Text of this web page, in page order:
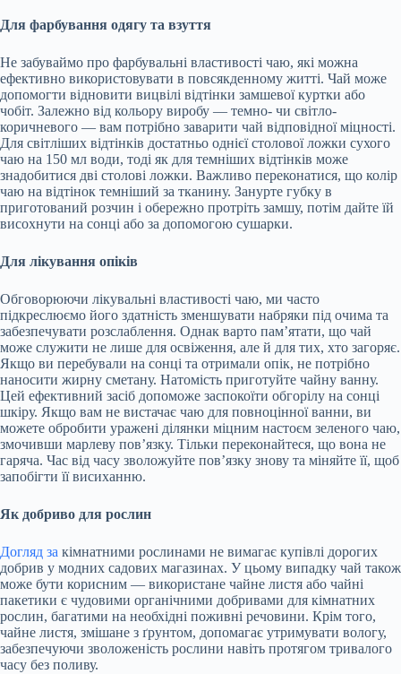
Для фарбування одягу та взуття
Не забуваймо про фарбувальні властивості чаю, які можна
ефективно використовувати в повсякденному житті. Чай може
допомогти відновити вицвілі відтінки замшевої куртки або
чобіт. Залежно від кольору виробу — темно- чи світло-
коричневого — вам потрібно заварити чай відповідної міцності.
Для світліших відтінків достатньо однієї столової ложки сухого
чаю на 150 мл води, тоді як для темніших відтінків може
знадобитися дві столові ложки. Важливо переконатися, що колір
чаю на відтінок темніший за тканину. Занурте губку в
приготований розчин і обережно протріть замшу, потім дайте їй
висохнути на сонці або за допомогою сушарки.
Для лікування опіків
Обговорюючи лікувальні властивості чаю, ми часто
підкреслюємо його здатність зменшувати набряки під очима та
забезпечувати розслаблення. Однак варто пам’ятати, що чай
може служити не лише для освіження, але й для тих, хто загоряє.
Якщо ви перебували на сонці та отримали опік, не потрібно
наносити жирну сметану. Натомість приготуйте чайну ванну.
Цей ефективний засіб допоможе заспокоїти обгорілу на сонці
шкіру. Якщо вам не вистачає чаю для повноцінної ванни, ви
можете обробити уражені ділянки міцним настоєм зеленого чаю,
змочивши марлеву пов’язку. Тільки переконайтеся, що вона не
гаряча. Час від часу зволожуйте пов’язку знову та міняйте її, щоб
запобігти її висиханню.
Як добриво для рослин
Догляд за кімнатними рослинами не вимагає купівлі дорогих
добрив у модних садових магазинах. У цьому випадку чай також
може бути корисним — використане чайне листя або чайні
пакетики є чудовими органічними добривами для кімнатних
рослин, багатими на необхідні поживні речовини. Крім того,
чайне листя, змішане з ґрунтом, допомагає утримувати вологу,
забезпечуючи зволоженість рослини навіть протягом тривалого
часу без поливу.